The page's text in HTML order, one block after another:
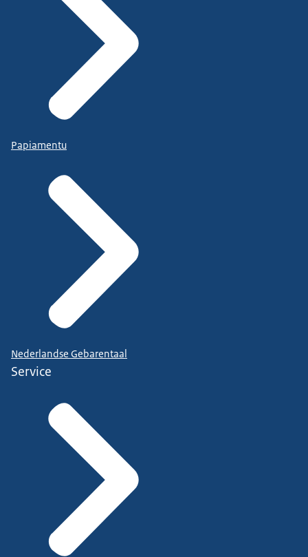
Papiamentu
Nederlandse Gebarentaal
Service